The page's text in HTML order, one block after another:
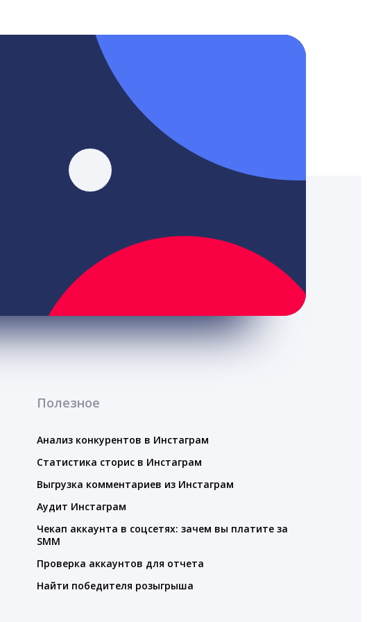
Полезное
Анализ конкурентов в Инстаграм
Статистика сторис в Инстаграм
Выгрузка комментариев из Инстаграм
Аудит Инстаграм
Чекап аккаунта в соцсетях: зачем вы платите за
SMM
Проверка аккаунтов для отчета
Найти победителя розыгрыша